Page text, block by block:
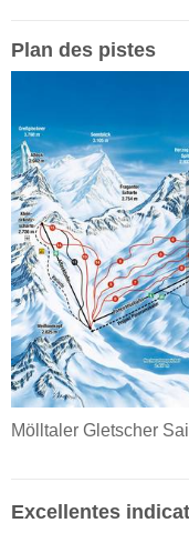
Plan des pistes
Mölltaler Gletscher
Excellentes